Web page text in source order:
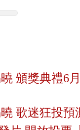
頒獎典禮6
歌迷狂投預